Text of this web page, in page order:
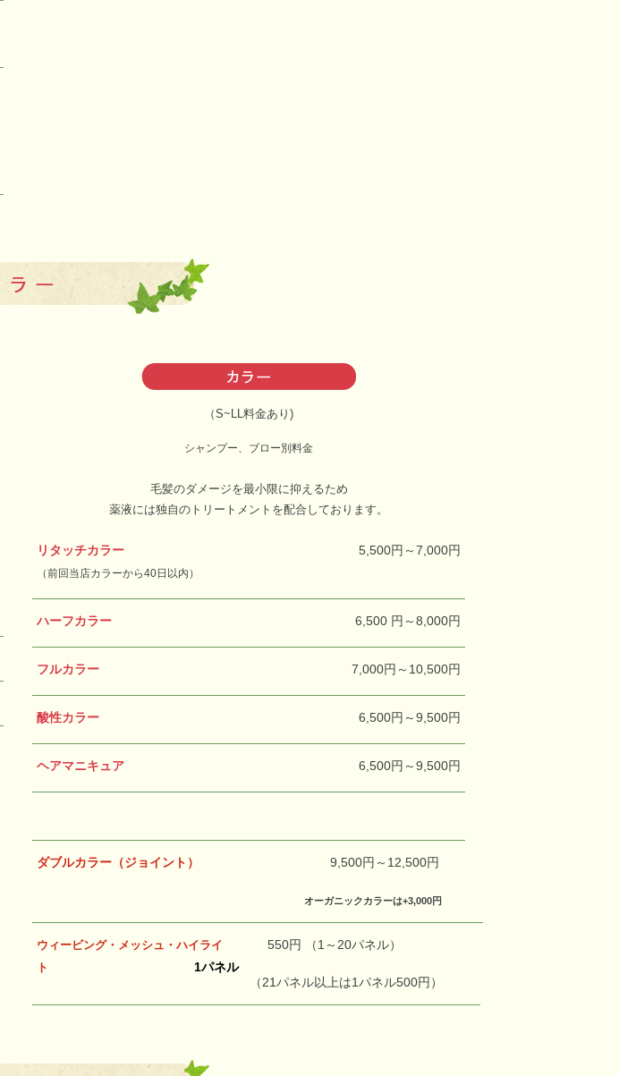
（S~LL料金あり)
シャンプー、ブロー別料金
毛髪のダメージを最小限に抑えるため
薬液には独自のトリートメントを配合しております。
リタッチカラー
（前回当店カラーから40日以内）
5,500円～7,000円
ハーフカラー 6,500 円～8,000円
フルカラー 7,000円～10,500円
酸性カラー 6,500円～9,500円
ヘアマニキュア 6,500円～9,500円
ダブルカラー（ジョイント） 9,500円～12,500円
オーガニックカラーは+3,000円
ウィービング・メッシュ・ ハイライ
ト
1パネル
550円 （1～20パネル）
（21パネル以上は1パネル500円）